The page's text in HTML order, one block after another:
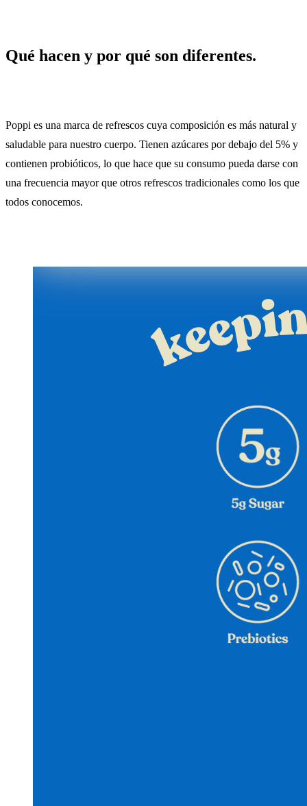
Qué hacen y por qué son diferentes.
Poppi es una marca de refrescos cuya composición es más natural y
saludable para nuestro cuerpo. Tienen azúcares por debajo del 5% y
contienen probióticos, lo que hace que su consumo pueda darse con
una frecuencia mayor que otros refrescos tradicionales como los que
todos conocemos.